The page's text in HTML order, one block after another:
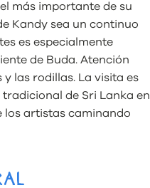
más importante de su
Kandy sea un continuo
es especialmente
de Buda. Atención
las rodillas. La visita es
de Sri Lanka en
los artistas caminando